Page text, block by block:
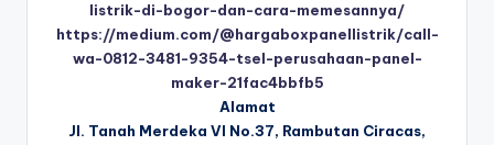
listrik-di-bogor-dan-cara-memesannya/
https://medium.com/@hargaboxpanellistrik/call-
wa-0812-3481-9354-tsel-perusahaan-panel-
maker-21fac4bbfb5
Alamat
Jl. Tanah Merdeka VI No.37, Rambutan Ciracas,